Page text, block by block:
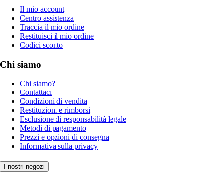
Il mio account
Centro assistenza
Traccia il mio ordine
Restituisci il mio ordine
Codici sconto
Chi siamo
Chi siamo?
Contattaci
Condizioni di vendita
Restituzioni e rimborsi
Esclusione di responsabilità legale
Metodi di pagamento
Prezzi e opzioni di consegna
Informativa sulla privacy
I nostri negozi